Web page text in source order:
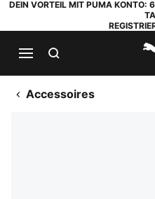
DEIN VORTEIL MIT PUMA KONTO:
Accessoires